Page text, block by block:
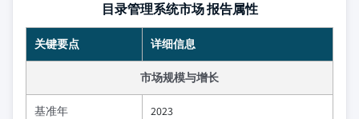
目录管理系统市场 报告属性
关键要点 详细信息
市场规模与增长
基准年 2023